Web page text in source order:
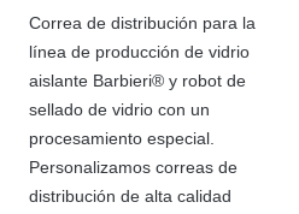
Correa de distribución para la
línea de producción de vidrio
aislante Barbieri® y robot de
sellado de vidrio con un
procesamiento especial.
Personalizamos correas de
distribución de alta calidad